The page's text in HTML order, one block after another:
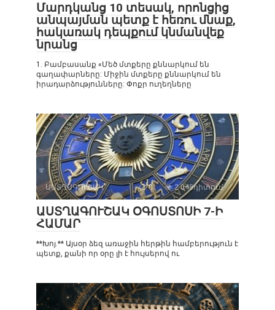
Մարդկանց 10 տեսակ, որոնցից
անպայման պետք է հեռու մնաք,
հակառակ դեպքում կնմանվեք
նրանց
1. Բամբասանք «Մեծ մտքերը քննարկում են
գաղափարները: Միջին մտքերը քննարկում են
իրադարձությունները: Փոքր ուղեղները
ԱՍՏՂԱԳՈՒՇԱԿ 0 2 048դիտում
ԱՍՏՂԱԳՈՒՇԱԿ ՕԳՈՍՏՈՍԻ 7-Ի
ՀԱՄԱՐ
**Խոյ.** Այսօր ձեզ առաջին հերթին համբերություն է
պետք, քանի որ օրը լի է հույսերով ու